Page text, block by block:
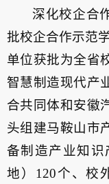
深化校企合
批校企合作示范
单位获批为全省
智慧制造现代产
合共同体和安徽
头组建马鞍山市
备制造产业知
地）120个、校